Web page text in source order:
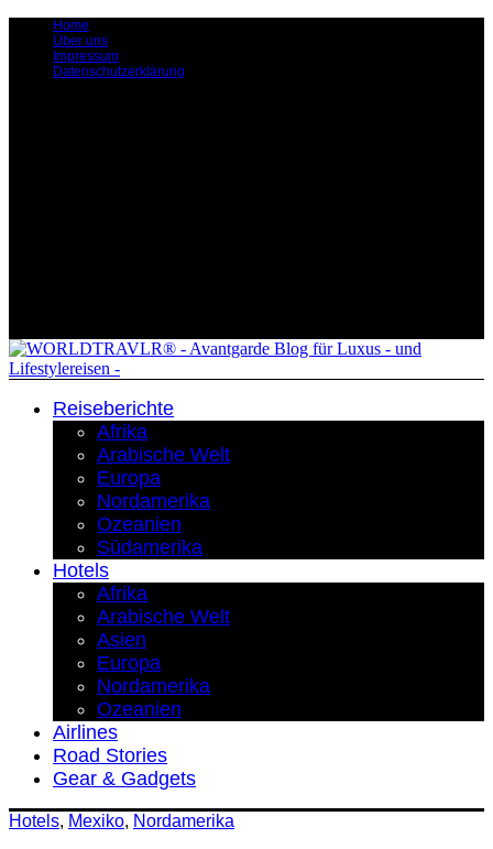
Home
Über uns
Impressum
Datenschutzerklärung
Reiseberichte
Afrika
Arabische Welt
Europa
Nordamerika
Ozeanien
Südamerika
Hotels
Afrika
Arabische Welt
Asien
Europa
Nordamerika
Ozeanien
Airlines
Road Stories
Gear & Gadgets
Hotels, Mexiko, Nordamerika